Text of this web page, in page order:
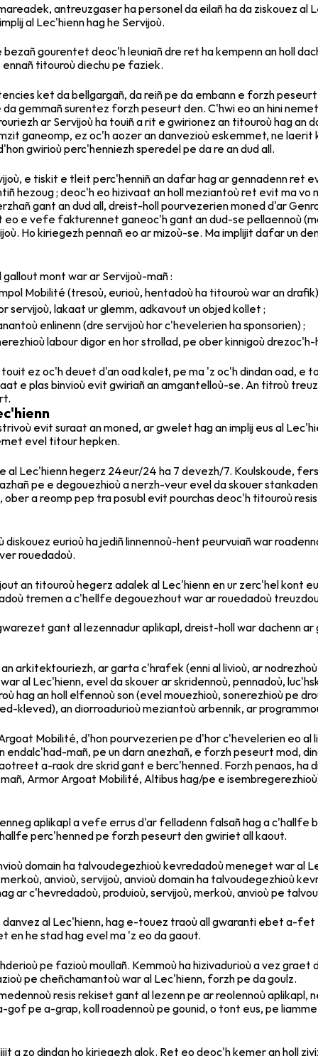
antreuzgaser ha personel da eilañ ha da ziskouez al
al Lec'hienn hag he Servijoù.
gourentet deoc'h leuniañ dre ret ha kempenn an holl
titouroù diechu pe faziek.
ket da bellgargañ, da reiñ pe da embann e forzh
gemmañ surentez forzh peseurt den. C'hwi eo an hini
ar Servijoù ha touiñ a rit e gwirionez an titouroù hag an
ganeomp, ez oc'h aozer an danvezioù eskemmet, ne
gwirioù perc'henniezh speredel pe da re an dud all.
e tiskit e tleit perc'henniñ an dafar hag ar gennadenn ret
hezoug ; deoc'h eo hizivaat an holl meziantoù ret evit ma
gant an dud all, dreist-holl pourvezerien moned d'ar
eo e vefe fakturennet ganeoc'h gant an dud-se pellaennoù
Ho kiriegezh pennañ eo ar mizoù-se. Ma implijit dafar un
mont war ar Servijoù-mañ :
Mobilité (tresoù, eurioù, hentadoù ha titouroù war an
servijoù, lakaat ur glemm, adkavout un objed kollet ;
enlinenn (dre servijoù hor c'hevelerien ha sponsorien) ;
labour digor en hor strollad, pe ober kinnigoù
ez oc'h deuet d'an oad kalet, pe ma 'z oc'h dindan oad,
e plas binvioù evit gwiriañ an amgantelloù-se. An titroù
evit suraat an moned, ar gwelet hag an implij eus al
evel titour hepken.
al Lec'hienn hegerz 24eur/24 ha 7 devezh/7. Koulskoude,
pe e degouezhioù a nerzh-veur evel da skouer
ober a reomp pep tra posubl evit pourchas deoc'h titouroù
eurioù ha jediñ linnennoù-hent peurvuiañ war
rouedadoù.
an titouroù hegerz adalek al Lec'hienn en ur zerc'hel kont
tremen a c'hellfe degouezhout war ar rouedadoù
gant al lezennadur aplikapl, dreist-holl war dachenn
arkitektouriezh, ar garta c'hrafek (enni al livioù, ar
al Lec'hienn, evel da skouer ar skridennoù, pennadoù,
hag an holl elfennoù son (evel mouezhioù, sonerezhioù pe
kleved), an diorroadurioù meziantoù arbennik, ar
Mobilité, d'hon pourvezerien pe d'hor c'hevelerien eo al
endalc'had-mañ, pe un darn anezhañ, e forzh peseurt mod,
a-raok dre skrid gant e berc'henned. Forzh penaos, ha
Armor Argoat Mobilité, Altibus hag/pe e
aplikapl a vefe errus d'ar felladenn falsañ hag a
perc'henned pe forzh peseurt den gwiriet all kaout.
domain ha talvoudegezhioù kevredadoù meneget war al
anvioù, servijoù, anvioù domain ha talvoudegezhioù
ar c'hevredadoù, produioù, servijoù, merkoù, anvioù pe
al Lec'hienn, hag e-touez traoù all gwaranti ebet a-fet
en he stad hag evel ma 'z eo da gaout.
pe fazioù moullañ. Kemmoù ha hizivadurioù a vez graet
pe cheñchamantoù war al Lec'hienn, forzh pe da goulz.
resis rekiset gant al lezenn pe ar reolennoù aplikapl,
gof pe a-grap, koll roadennoù pe gounid, o tont eus, pe
a zo dindan ho kiriegezh glok. Ret eo deoc'h kemer an holl